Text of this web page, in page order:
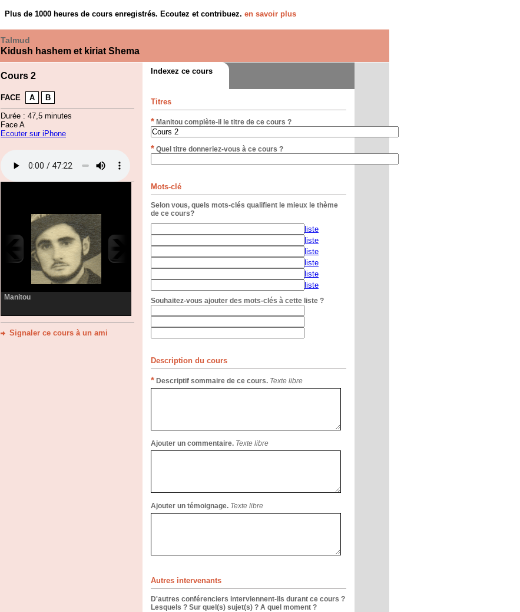
Plus de 1000 heures de cours enregistrés. Ecoutez et contribuez. en savoir plus
Talmud
Kidush hashem et kiriat Shema
Indexez ce cours
Titres
* Manitou complète-il le titre de ce cours ?
* Quel titre donneriez-vous à ce cours ?
Mots-clé
Selon vous, quels mots-clés qualifient le mieux le thème
de ce cours?
liste
liste
liste
liste
liste
liste
Souhaitez-vous ajouter des mots-clés à cette liste ?
Description du cours
* Descriptif sommaire de ce cours. Texte libre
Ajouter un commentaire. Texte libre
Ajouter un témoignage. Texte libre
Autres intervenants
D'autres conférenciers interviennent-ils durant ce cours ?
Lesquels ? Sur quel(s) sujet(s) ? A quel moment ?
Cours 2
FACE A B
Durée : 47,5 minutes
Face A
Ecouter sur iPhone
Manitou
Signaler ce cours à un ami